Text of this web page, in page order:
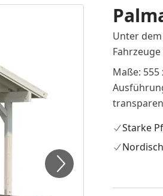
Unter
Maße: 555
Starke